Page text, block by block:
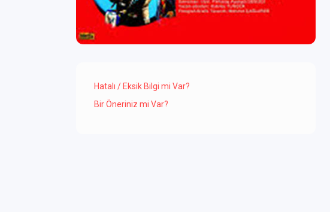
Hatalı / Eksik Bilgi mi Var?
Bir Öneriniz mi Var?